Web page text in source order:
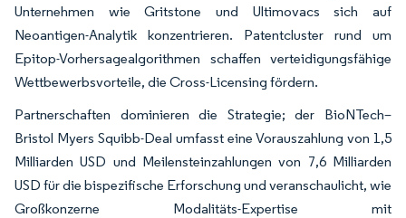
Unternehmen wie Gritstone und Ultimovacs sich auf
Neoantigen-Analytik konzentrieren. Patentcluster rund um
Epitop-Vorhersagealgorithmen schaffen verteidigungsfähige
Wettbewerbsvorteile, die Cross-Licensing fördern.
Partnerschaften dominieren die Strategie; der BioNTech–
Bristol Myers Squibb-Deal umfasst eine Vorauszahlung von 1,5
Milliarden USD und Meilensteinzahlungen von 7,6 Milliarden
USD für die bispezifische Erforschung und veranschaulicht, wie
Großkonzerne Modalitäts-Expertise mit